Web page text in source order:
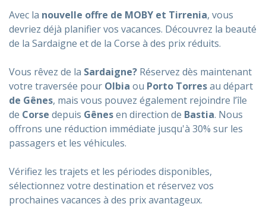
ASSISTANCE
AssistanceEn ligne
Assistanceinfo@mobylines.fr
Avec la nouvelle offre de MOBY et Tirrenia, vous
devriez déjà planifier vos vacances. Découvrez la beauté
de la Sardaigne et de la Corse à des prix réduits.
Vous rêvez de la Sardaigne? Réservez dès maintenant
votre traversée pour Olbia ou Porto Torresau départ
de Gênes, mais vous pouvez également rejoindre l’île
de Corse depuis Gênesen direction de Bastia. Nous
offrons une réduction immédiate jusqu'à 30% sur les
passagers et les véhicules.
Vérifiez les trajets et les périodes disponibles,
sélectionnez votre destination et réservez vos
prochaines vacances à des prix avantageux.